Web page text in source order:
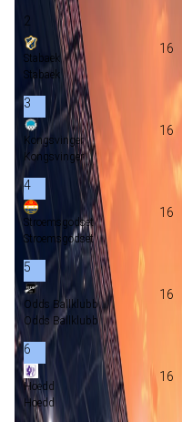
2
Stabaek
Stabaek
16
3
Kongsvinger
Kongsvinger
16
4
Stroemsgodset
Stroemsgodset
16
5
Odds Ballklubb
Odds Ballklubb
16
6
Hoedd
Hoedd
16